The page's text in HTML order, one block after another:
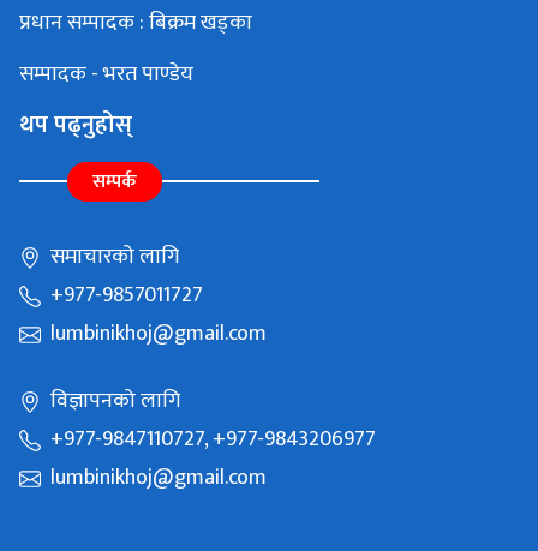
प्रधान सम्पादक : बिक्रम खड्का
सम्पादक - भरत पाण्डेय
थप पढ्नुहोस्
सम्पर्क
समाचारको लागि
+977-9857011727
lumbinikhoj@gmail.com
विज्ञापनको लागि
+977-9847110727, +977-9843206977
lumbinikhoj@gmail.com